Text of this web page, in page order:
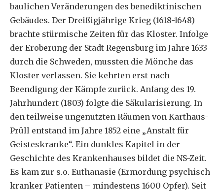
baulichen Veränderungen des benediktinischen
Gebäudes. Der Dreißigjährige Krieg (1618-1648)
brachte stürmische Zeiten für das Kloster. Infolge
der Eroberung der Stadt Regensburg im Jahre 1633
durch die Schweden, mussten die Mönche das
Kloster verlassen. Sie kehrten erst nach
Beendigung der Kämpfe zurück. Anfang des 19.
Jahrhundert (1803) folgte die Säkularisierung. In
den teilweise ungenutzten Räumen von Karthaus-
Prüll entstand im Jahre 1852 eine „Anstalt für
Geisteskranke“. Ein dunkles Kapitel in der
Geschichte des Krankenhauses bildet die NS-Zeit.
Es kam zur s.o. Euthanasie (Ermordung psychisch
kranker Patienten – mindestens 1600 Opfer). Seit